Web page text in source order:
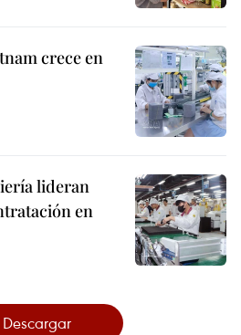
crece en
lideran
en
Descargar